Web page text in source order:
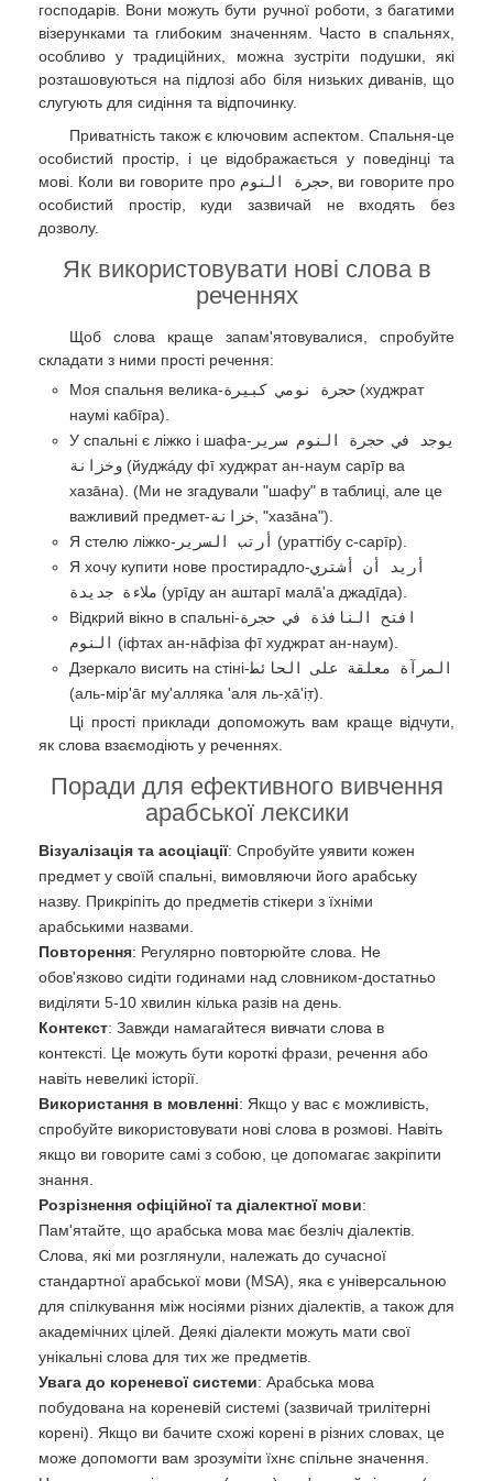
господарів. Вони можуть бути ручної роботи, з багатими
візерунками та глибоким значенням. Часто в спальнях,
особливо у традиційних, можна зустріти подушки, які
розташовуються на підлозі або біля низьких диванів, що
слугують для сидіння та відпочинку.
Приватність також є ключовим аспектом. Спальня-це
особистий простір, і це відображається у поведінці та
мові. Коли ви говорите про حجرة النوم, ви говорите про
особистий простір, куди зазвичай не входять без
дозволу.
Як використовувати нові слова в
реченнях
Щоб слова краще запам'ятовувалися, спробуйте
складати з ними прості речення:
Моя спальня велика-حجرة نومي كبيرة (худжрат
наумі кабīра).
У спальні є ліжко і шафа- يوجد في حجرة النوم سرير
وخزانة (йуджáду фī худжрат ан-наум сарīр ва
хазāна). (Ми не згадували "шафу" в таблиці, але це
важливий предмет-خزانة , "хазāна").
Я стелю ліжко- أرتب السرير (ураттібу с-сарīр).
Я хочу купити нове простирадло-أريد أن أشتري
ملاءة جديدة (урīду ан аштарī мала̄'а джадīда).
Відкрий вікно в спальні-افتح النافذة في حجرة
النوم (іфтах ан-на̄фіза фī худжрат ан-наум).
Дзеркало висить на стіні-المرآة معلقة على الحائط
(аль-мір'а̄г му'алляка 'аля ль-х̣а̄'іт̣).
Ці прості приклади допоможуть вам краще відчути,
як слова взаємодіють у реченнях.
Поради для ефективного вивчення
арабської лексики
Візуалізація та асоціації: Спробуйте уявити кожен
предмет у своїй спальні, вимовляючи його арабську
назву. Прикріпіть до предметів стікери з їхніми
арабськими назвами.
Повторення: Регулярно повторюйте слова. Не
обов'язково сидіти годинами над словником-достатньо
виділяти 5-10 хвилин кілька разів на день.
Контекст: Завжди намагайтеся вивчати слова в
контексті. Це можуть бути короткі фрази, речення або
навіть невеликі історії.
Використання в мовленні: Якщо у вас є можливість,
спробуйте використовувати нові слова в розмові. Навіть
якщо ви говорите самі з собою, це допомагає закріпити
знання.
Розрізнення офіційної та діалектної мови:
Пам'ятайте, що арабська мова має безліч діалектів.
Слова, які ми розглянули, належать до сучасної
стандартної арабської мови (MSA), яка є універсальною
для спілкування між носіями різних діалектів, а також для
академічних цілей. Деякі діалекти можуть мати свої
унікальні слова для тих же предметів.
Увага до кореневої системи: Арабська мова
побудована на кореневій системі (зазвичай трилітерні
корені). Якщо ви бачите схожі корені в різних словах, це
може допомогти вам зрозуміти їхнє спільне значення.